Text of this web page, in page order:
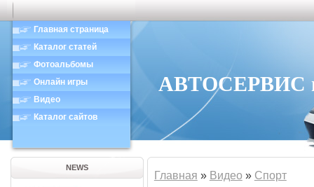
Главная страница
Каталог статей
Фотоальбомы
Онлайн игры
Видео
Каталог сайтов
АВТОСЕРВИС в
NEWS
Главная » Видео » Спорт